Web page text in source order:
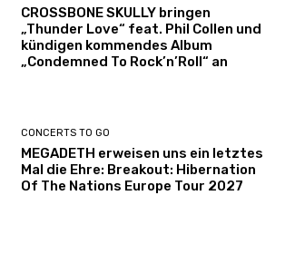
CROSSBONE SKULLY bringen
„Thunder Love“ feat. Phil Collen und
kündigen kommendes Album
„Condemned To Rock’n’Roll“ an
CONCERTS TO GO
MEGADETH erweisen uns ein letztes
Mal die Ehre: Breakout: Hibernation
Of The Nations Europe Tour 2027